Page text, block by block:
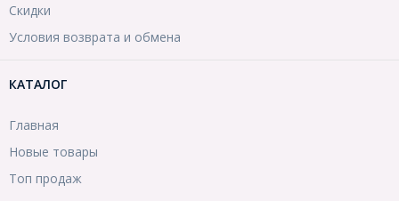
Скидки
Условия возврата и обмена
КАТАЛОГ
Главная
Новые товары
Топ продаж